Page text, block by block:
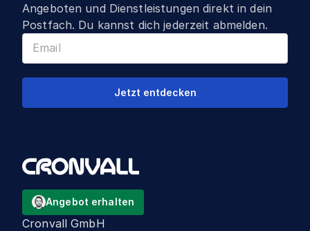
Angeboten und Dienstleistungen direkt in dein
Postfach. Du kannst dich jederzeit abmelden.
Jetzt entdecken
Angebot erhalten
Cronvall GmbH